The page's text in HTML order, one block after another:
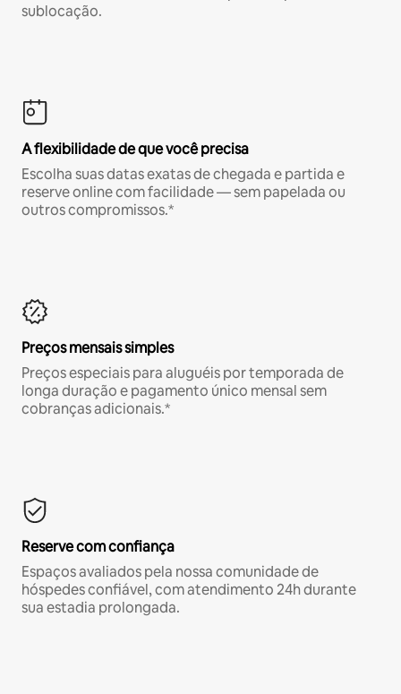
sublocação.
A flexibilidade de que você precisa
Escolha suas datas exatas de chegada e partida e
reserve online com facilidade — sem papelada ou
outros compromissos.*
Preços mensais simples
Preços especiais para aluguéis por temporada de
longa duração e pagamento único mensal sem
cobranças adicionais.*
Reserve com confiança
Espaços avaliados pela nossa comunidade de
hóspedes confiável, com atendimento 24h durante
sua estadia prolongada.